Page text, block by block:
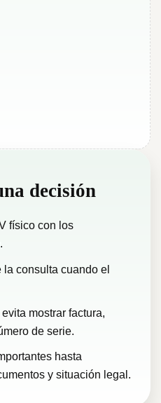
decisión
físico con los
consulta cuando el
mostrar factura,
de serie.
hasta
y situación legal.